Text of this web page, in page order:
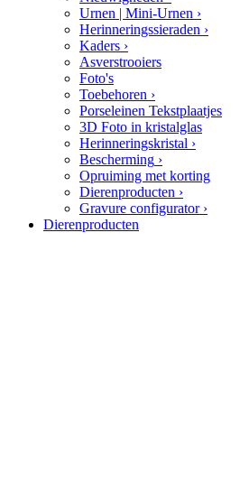
Urnen | Mini-Urnen ›
Herinneringssieraden ›
Kaders ›
Asverstrooiers
Foto's
Toebehoren ›
Porseleinen Tekstplaatjes
3D Foto in kristalglas
Herinneringskristal ›
Bescherming ›
Opruiming met korting
Dierenproducten ›
Gravure configurator ›
Dierenproducten